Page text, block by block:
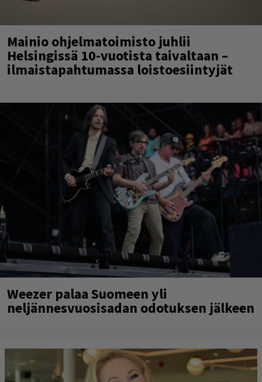
Mainio ohjelmatoimisto juhlii
Helsingissä 10-vuotista taivaltaan –
ilmaistapahtumassa loistoesiintyjät
Weezer palaa Suomeen yli
neljännesvuosisadan odotuksen jälkeen